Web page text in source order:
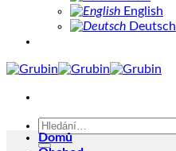
English
Deutsch
Hledat:
Domů